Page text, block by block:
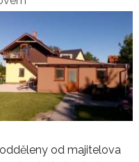
od majitelova